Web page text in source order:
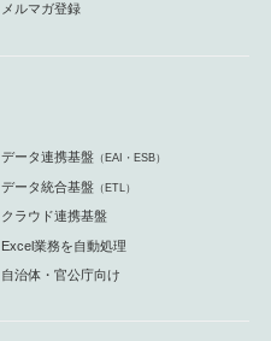
メルマガ登録
データ連携基盤 （EAI・ESB）
データ統合基盤 （ETL）
クラウド連携基盤
Excel業務を自動処理
自治体・官公庁向け